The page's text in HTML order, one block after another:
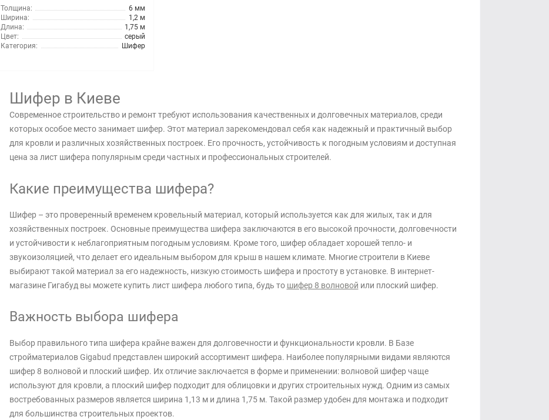
Толщина:
6 мм
Ширина:
1,2 м
Длина:
1,75 м
Цвет:
серый
Категория:
Шифер
Шифер в Киеве
Современное строительство и ремонт требуют использования качественных и долговечных материалов, среди
которых особое место занимает шифер. Этот материал зарекомендовал себя как надежный и практичный выбор
для кровли и различных хозяйственных построек. Его прочность, устойчивость к погодным условиям и доступная
цена за лист шифера популярным среди частных и профессиональных строителей.
Какие преимущества шифера?
Шифер – это проверенный временем кровельный материал, который используется как для жилых, так и для
хозяйственных построек. Основные преимущества шифера заключаются в его высокой прочности, долговечности
и устойчивости к неблагоприятным погодным условиям. Кроме того, шифер обладает хорошей тепло- и
звукоизоляцией, что делает его идеальным выбором для крыш в нашем климате. Многие строители в Киеве
выбирают такой материал за его надежность, низкую стоимость шифера и простоту в установке. В интернет-
магазине Гигабуд вы можете купить лист шифера любого типа, будь то шифер 8 волновой или плоский шифер.
Важность выбора шифера
Выбор правильного типа шифера крайне важен для долговечности и функциональности кровли. В Базе
стройматериалов Gigabud представлен широкий ассортимент шифера. Наиболее популярными видами являются
шифер 8 волновой и плоский шифер. Их отличие заключается в форме и применении: волновой шифер чаще
используют для кровли, а плоский шифер подходит для облицовки и других строительных нужд. Одним из самых
востребованных размеров является ширина 1,13 м и длина 1,75 м. Такой размер удобен для монтажа и подходит
для большинства строительных проектов.